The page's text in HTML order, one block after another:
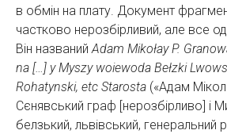
в обмін на плату. Документ
частково нерозбірливий, але все
Він названийAdam Mikołay P.
na […] y Myszy woiewoda Bełzki
Rohatynski, etc Starosta («Адам
Сєнявський граф [нерозбірливо] і
белзький, львівський, генеральний